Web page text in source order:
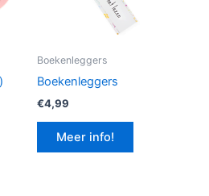
Boekenleggers
Boekenleggers
€4,99
Meer info!